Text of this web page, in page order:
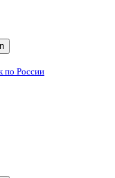
по России